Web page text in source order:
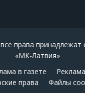
права принадлежат
«МК-Латвия»
в газете
права
Файлы